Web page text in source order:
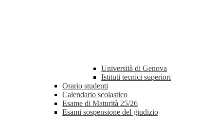
Università di Genova
Istituti tecnici superiori
Orario studenti
Calendario scolastico
Esame di Maturità 25/26
Esami sospensione del giudizio